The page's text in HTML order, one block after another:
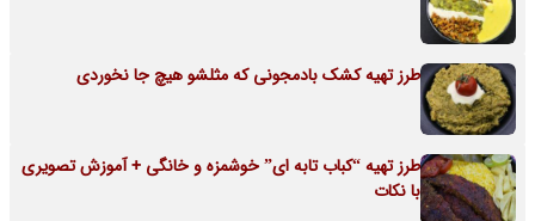
طرز تهیه کشک بادمجونی که مثلشو هیچ جا نخوردی
طرز تهیه “کباب تابه ای” خوشمزه و خانگی + آموزش تصویری
با نکات